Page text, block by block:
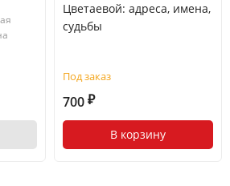
Цветаевой: адреса, имена,
судьбы
Под заказ
700 ₽
В корзину